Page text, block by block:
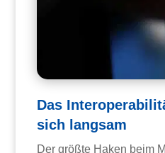
Das
sich langsam
Der größte Haken beim